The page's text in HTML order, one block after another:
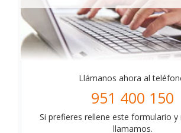
Llámanos ahora al
951 400 150
Si prefieres rellene este formulario
llamamos.